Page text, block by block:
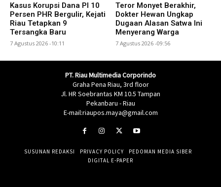
Kasus Korupsi Dana PI 10
Persen PHR Bergulir, Kejati
Riau Tetapkan 9
Tersangka Baru
7 Agustus 2026 -10:11
Teror Monyet Berakhir,
Dokter Hewan Ungkap
Dugaan Alasan Satwa Ini
Menyerang Warga
7 Agustus 2026 -09:56
PT. Riau Multimedia Corporindo
Graha Pena Riau, 3rd floor
Jl. HR Soebrantas KM 10.5 Tampan
Pekanbaru - Riau
E-mail:riaupos.maya@gmail.com
SUSUNAN REDAKSI PRIVACY POLICY
PEDOMAN MEDIA SIBER
DIGITAL E-PAPER